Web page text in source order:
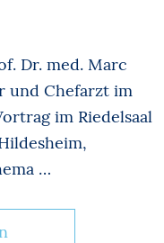
Dr. med. Marc
und Chefarzt im
im Riedelsaal
…